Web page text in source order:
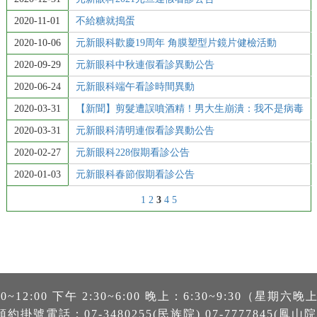
2020-11-01 不給糖就搗蛋
2020-10-06 元新眼科歡慶19周年 角膜塑型片鏡片健檢活動
2020-09-29 元新眼科中秋連假看診異動公告
2020-06-24 元新眼科端午看診時間異動
2020-03-31 【新聞】剪髮遭誤噴酒精！男大生崩潰：我不是病毒
2020-03-31 元新眼科清明連假看診異動公告
2020-02-27 元新眼科228假期看診公告
2020-01-03 元新眼科春節假期看診公告
1 2 3 4 5
下午 2:30~6:00 晚上：6:30~9:30（星期六晚
約掛號電話：07-3480255(民族院) 07-7777845(鳳山